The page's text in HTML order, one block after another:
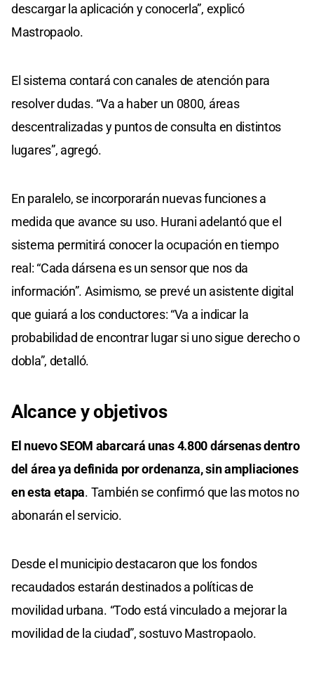
descargar la aplicación y conocerla”, explicó
Mastropaolo.
El sistema contará con canales de atención para
resolver dudas. “Va a haber un 0800, áreas
descentralizadas y puntos de consulta en distintos
lugares”, agregó.
En paralelo, se incorporarán nuevas funciones a
medida que avance su uso. Hurani adelantó que el
sistema permitirá conocer la ocupación en tiempo
real: “Cada dársena es un sensor que nos da
información”. Asimismo, se prevé un asistente digital
que guiará a los conductores: “Va a indicar la
probabilidad de encontrar lugar si uno sigue derecho o
dobla”, detalló.
Alcance y objetivos
El nuevo SEOM abarcará unas 4.800 dársenas dentro
del área ya definida por ordenanza, sin ampliaciones
en esta etapa. También se confirmó que las motos no
abonarán el servicio.
Desde el municipio destacaron que los fondos
recaudados estarán destinados a políticas de
movilidad urbana. “Todo está vinculado a mejorar la
movilidad de la ciudad”, sostuvo Mastropaolo.